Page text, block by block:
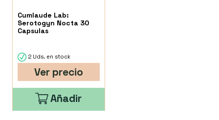
Cumlaude Lab:
Serotogyn Nocta 30
Capsulas
2 Uds. en stock
Ver precio
Añadir